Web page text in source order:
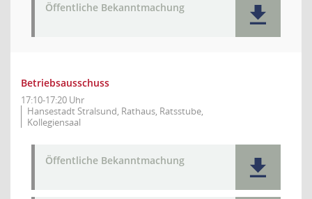
Öffentliche Bekanntmachung
Betriebsausschuss
17:10-17:20 Uhr
Hansestadt Stralsund, Rathaus, Ratsstube,
Kollegiensaal
Öffentliche Bekanntmachung